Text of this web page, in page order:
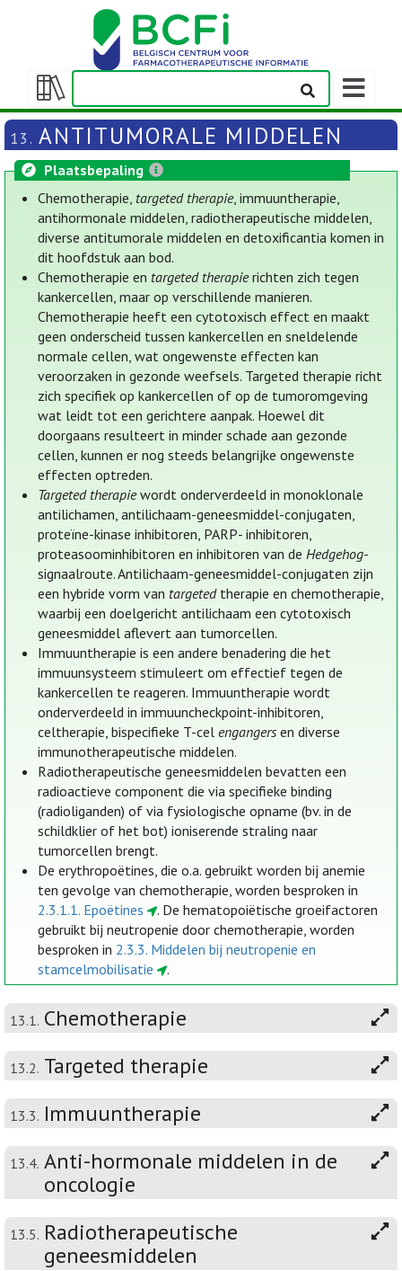
Weergeven/verbergen
inhoudstafel
13. ANTITUMORALE MIDDELEN
Plaatsbepaling
Chemotherapie, targeted therapie, immuuntherapie,
antihormonale middelen, radiotherapeutische middelen,
diverse antitumorale middelen en detoxificantia komen in
dit hoofdstuk aan bod.
Chemotherapie en targeted therapierichten zich tegen
kankercellen, maar op verschillende manieren.
Chemotherapie heeft een cytotoxisch effect en maakt
geen onderscheid tussen kankercellen en sneldelende
normale cellen, wat ongewenste effecten kan
veroorzaken in gezonde weefsels. Targeted therapie richt
zich specifiek op kankercellen of op de tumoromgeving
wat leidt tot een gerichtere aanpak. Hoewel dit
doorgaans resulteert in minder schade aan gezonde
cellen, kunnen er nog steeds belangrijke ongewenste
effecten optreden.
Targeted therapiewordt onderverdeeld in monoklonale
antilichamen, antilichaam-geneesmiddel-conjugaten,
proteïne-kinase inhibitoren, PARP- inhibitoren,
proteasoominhibitoren en inhibitoren van deHedgehog-
signaalroute. Antilichaam-geneesmiddel-conjugaten zijn
een hybride vorm van targetedtherapie en chemotherapie,
waarbij een doelgericht antilichaam een cytotoxisch
geneesmiddel aflevert aan tumorcellen.
Immuuntherapie is een andere benadering die het
immuunsysteem stimuleert om effectief tegen de
kankercellen te reageren. Immuuntherapie wordt
onderverdeeld in immuuncheckpoint-inhibitoren,
celtherapie, bispecifieke T-celengangers en diverse
immunotherapeutische middelen.
Radiotherapeutische geneesmiddelen bevatten een
radioactieve component die via specifieke binding
(radioliganden) of via fysiologische opname (bv. in de
schildklier of het bot) ioniserende straling naar
tumorcellen brengt.
De erythropoëtines, die o.a. gebruikt worden bij anemie
ten gevolge van chemotherapie, worden besproken in
2.3.1.1. Epoëtines
. De hematopoiëtische groeifactoren
gebruikt bij neutropenie door chemotherapie, worden
besproken in 2.3.3. Middelen bij neutropenie en
stamcelmobilisatie
.
13.1. Chemotherapie
13.2. Targeted therapie
13.3. Immuuntherapie
13.4. Anti-hormonale middelen in de
oncologie
13.5. Radiotherapeutische
geneesmiddelen